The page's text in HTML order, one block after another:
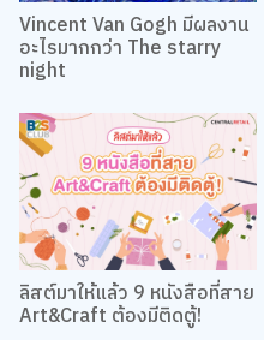
Vincent Van Gogh มีผลงาน
อะไรมากกว่า The starry
night
ลิสต์มาให้แล้ว 9 หนังสือที่สาย
Art&Craft ต้องมีติดตู้!